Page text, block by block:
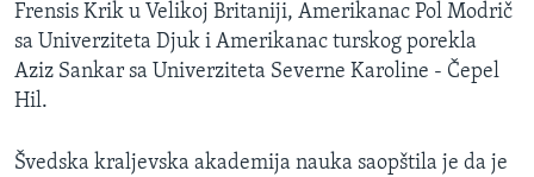
Frensis Krik u Velikoj Britaniji, Amerikanac Pol Modrič
sa Univerziteta Djuk i Amerikanac turskog porekla
Aziz Sankar sa Univerziteta Severne Karoline - Čepel
Hil.
Švedska kraljevska akademija nauka saopštila je da je